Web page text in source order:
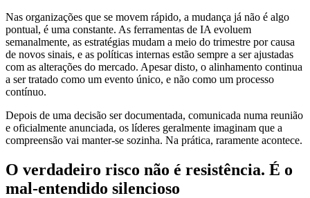
Nas organizações que se movem rápido, a mudança já não é algo
pontual, é uma constante. As ferramentas de IA evoluem
semanalmente, as estratégias mudam a meio do trimestre por causa
de novos sinais, e as políticas internas estão sempre a ser ajustadas
com as alterações do mercado. Apesar disto, o alinhamento continua
a ser tratado como um evento único, e não como um processo
contínuo.
Depois de uma decisão ser documentada, comunicada numa reunião
e oficialmente anunciada, os líderes geralmente imaginam que a
compreensão vai manter-se sozinha. Na prática, raramente acontece.
O verdadeiro risco não é resistência. É o
mal-entendido silencioso